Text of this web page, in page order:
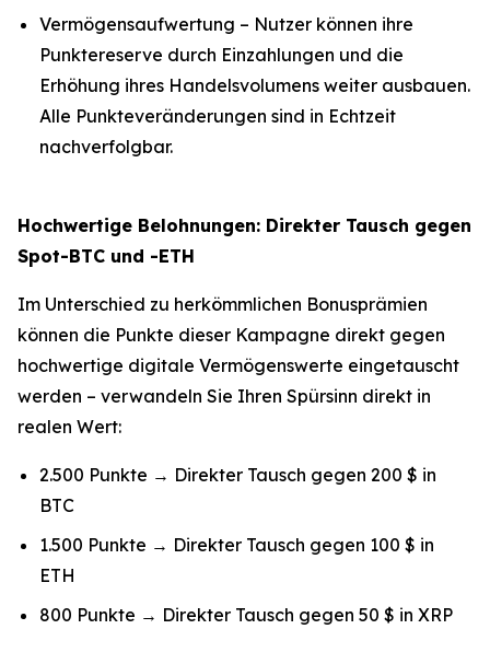
Vermögensaufwertung – Nutzer können ihre
Punktereserve durch Einzahlungen und die
Erhöhung ihres Handelsvolumens weiter ausbauen.
Alle Punkteveränderungen sind in Echtzeit
nachverfolgbar.
Hochwertige Belohnungen: Direkter Tausch gegen
Spot-BTC und -ETH
Im Unterschied zu herkömmlichen Bonusprämien
können die Punkte dieser Kampagne direkt gegen
hochwertige digitale Vermögenswerte eingetauscht
werden – verwandeln Sie Ihren Spürsinn direkt in
realen Wert:
2.500 Punkte → Direkter Tausch gegen 200 $ in
BTC
1.500 Punkte → Direkter Tausch gegen 100 $ in
ETH
800 Punkte → Direkter Tausch gegen 50 $ in XRP